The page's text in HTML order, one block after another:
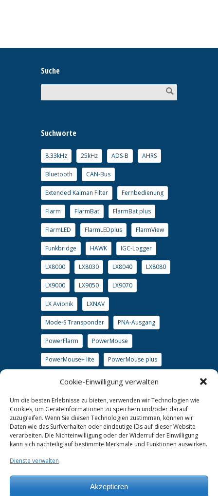
Cookie-Einwilligung verwalten
Um die besten Erlebnisse zu bieten, verwenden wir Technologien wie
Cookies, um Geräteinformationen zu speichern und/oder darauf
zuzugreifen. Wenn Sie diesen Technologien zustimmen, können wir
Daten wie das Surfverhalten oder eindeutige IDs auf dieser Website
verarbeiten. Die Nichteinwilligung oder der Widerruf der Einwilligung
kann sich nachteilig auf bestimmte Merkmale und Funktionen auswirken.
Dienste verwalten
Akzeptieren
Suche
Suchworte
8.33kHz 25kHz ADS-B AHRS
Bluetooth CAN-Bus
Extended Kalman Filter Fernbedienung
Flarm FlarmBat FlarmBat plus
FlarmLED FlarmLEDplus FlarmView
Funkbridge HAWK IGC-Logger
LX8000 LX8030 LX8040 LX8080
LX9000 LX9050 LX9070
LX Avionik LXNAV
Mode-S Transponder PNA-Ausgang
PowerFlarm PowerMouse
PowerMouse+ lite PowerMouse plus
S10
soaringxx SxHAWK TrafficView
TrafficView57 Transponder WiFi
www.lx-avionik.de